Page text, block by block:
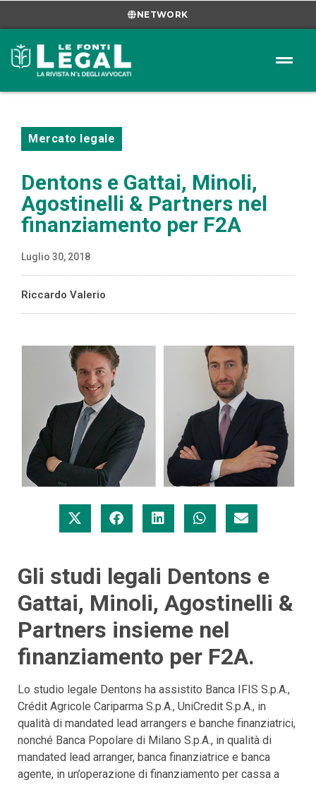
NETWORK
Mercato legale
Dentons e Gattai, Minoli,
Agostinelli & Partners nel
finanziamento per F2A
Luglio 30, 2018
Riccardo Valerio
Gli studi legali Dentons e
Gattai, Minoli, Agostinelli &
Partners insieme nel
finanziamento per F2A.
Lo studio legale Dentons ha assistito Banca IFIS S.p.A.,
Crédit Agricole Cariparma S.p.A., UniCredit S.p.A., in
qualità di mandated lead arrangers e banche finanziatrici,
nonché Banca Popolare di Milano S.p.A., in qualità di
mandated lead arranger, banca finanziatrice e banca
agente, in un’operazione di finanziamento per cassa a